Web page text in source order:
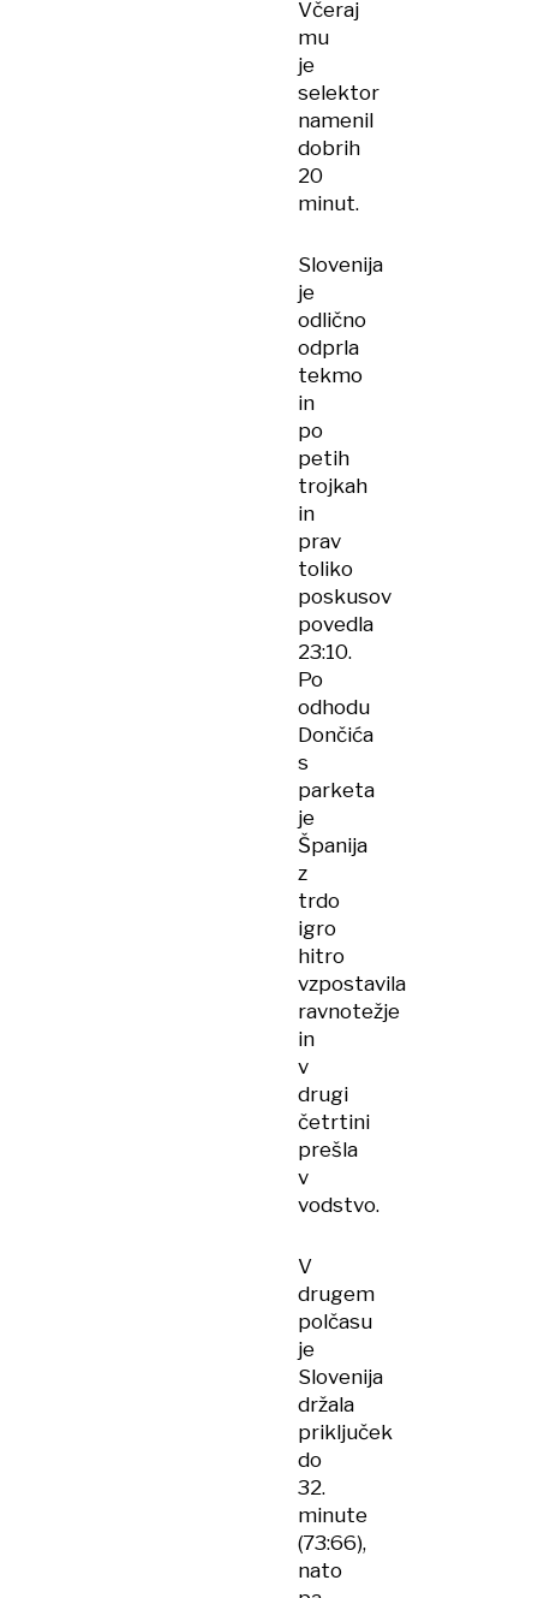
Včeraj
mu
je
selektor
namenil
dobrih
20
minut.
Slovenija
je
odlično
odprla
tekmo
in
po
petih
trojkah
in
prav
toliko
poskusov
povedla
23:10.
Po
odhodu
Dončića
s
parketa
je
Španija
z
trdo
igro
hitro
vzpostavila
ravnotežje
in
v
drugi
četrtini
prešla
v
vodstvo.
V
drugem
polčasu
je
Slovenija
držala
priključek
do
32.
minute
(73:66),
nato